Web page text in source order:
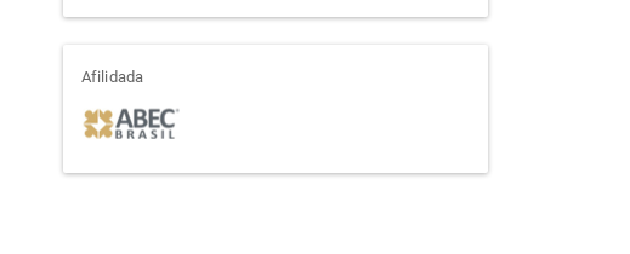
afiliada
Afilidada